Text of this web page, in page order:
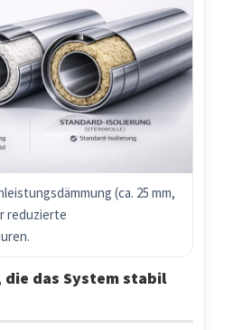
(ca. 25 mm,
reduzierte
die das System stabil